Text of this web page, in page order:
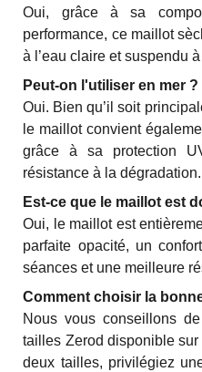
Oui, grâce à sa
performance, ce maillot
à l’eau claire et suspendu à
Peut-on l'utiliser en mer ?
Oui. Bien qu’il soit
le maillot convient
grâce à sa protection
résistance à la dégradation.
Est-ce que le maillot est
Oui, le maillot est
parfaite opacité, un
séances et une meilleure
Comment choisir la
Nous vous conseillons
tailles Zerod disponible
deux tailles, privilégiez